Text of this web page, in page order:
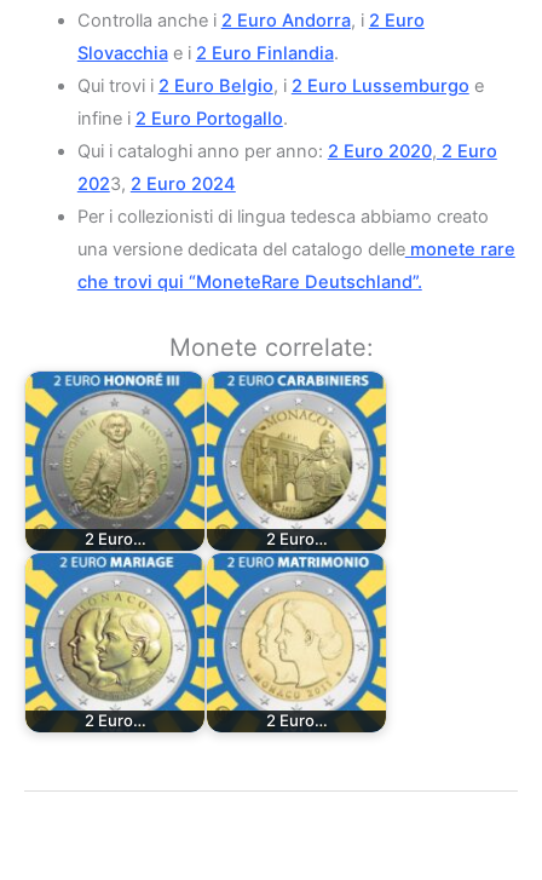
Controlla anche i 2 Euro Andorra, i 2 Euro
Slovacchiae i 2 Euro Finlandia.
Qui trovi i 2 Euro Belgio, i 2 Euro Lussemburgo e
infine i 2 Euro Portogallo.
Qui i cataloghi anno per anno: 2 Euro 2020, 2 Euro
2023, 2 Euro 2024
Per i collezionisti di lingua tedesca abbiamo creato
una versione dedicata del catalogo dellemonete rare
che trovi qui “MoneteRare Deutschland”.
Monete correlate:
2 Euro… 2 Euro…
2 Euro… 2 Euro…